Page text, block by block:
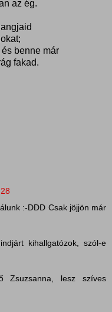
az ég.
benne már
fakad.
:-DDD Csak jöjjön már
kihallgatózok, szól-e
Zsuzsanna, lesz szíves